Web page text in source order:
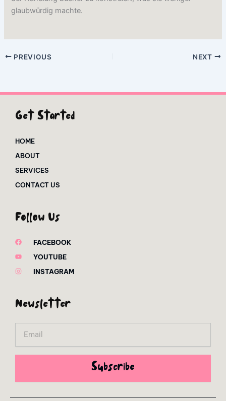
glaubwürdig machte.
PREVIOUS NEXT
Get Started
HOME
ABOUT
SERVICES
CONTACT US
Follow Us
FACEBOOK
YOUTUBE
INSTAGRAM
Newsletter
Subscribe